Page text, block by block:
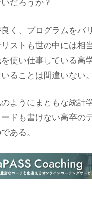
だろうか？
良く、プログラムをバ
ストも世の中には相
使い仕事している高
ることは間違いない。
のようにまともな統計
ドも書けない高卒の
ある。